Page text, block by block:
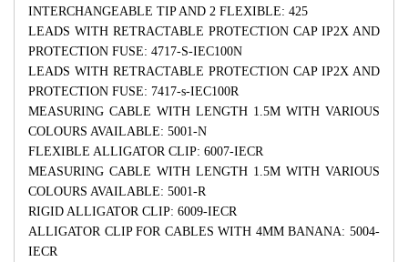
INTERCHANGEABLE TIP AND 2 FLEXIBLE: 425
LEADS WITH RETRACTABLE PROTECTION CAP IP2X AND
PROTECTION FUSE: 4717-S-IEC100N
LEADS WITH RETRACTABLE PROTECTION CAP IP2X AND
PROTECTION FUSE: 7417-s-IEC100R
MEASURING CABLE WITH LENGTH 1.5M WITH VARIOUS
COLOURS AVAILABLE: 5001-N
FLEXIBLE ALLIGATOR CLIP: 6007-IECR
MEASURING CABLE WITH LENGTH 1.5M WITH VARIOUS
COLOURS AVAILABLE: 5001-R
RIGID ALLIGATOR CLIP: 6009-IECR
ALLIGATOR CLIP FOR CABLES WITH 4MM BANANA: 5004-
IECR